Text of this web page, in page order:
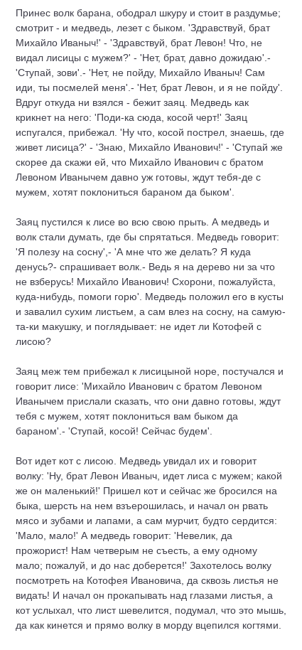
Принес волк барана, ободрал шкуру и стоит в раздумье;
смотрит - и медведь, лезет с быком. 'Здравствуй, брат
Михайло Иваныч!' - 'Здравствуй, брат Левон! Что, не
видал лисицы с мужем?' - 'Нет, брат, давно дожидаю'.-
'Ступай, зови'.- 'Нет, не пойду, Михайло Иваныч! Сам
иди, ты посмелей меня'.- 'Нет, брат Левон, и я не пойду'.
Вдруг откуда ни взялся - бежит заяц. Медведь как
крикнет на него: 'Поди-ка сюда, косой черт!' Заяц
испугался, прибежал. 'Ну что, косой пострел, знаешь, где
живет лисица?' - 'Знаю, Михайло Иванович!' - 'Ступай же
скорее да скажи ей, что Михайло Иванович с братом
Левоном Иванычем давно уж готовы, ждут тебя-де с
мужем, хотят поклониться бараном да быком'.
Заяц пустился к лисе во всю свою прыть. А медведь и
волк стали думать, где бы спрятаться. Медведь говорит:
'Я полезу на сосну',- 'А мне что же делать? Я куда
денусь?- спрашивает волк.- Ведь я на дерево ни за что
не взберусь! Михайло Иванович! Схорони, пожалуйста,
куда-нибудь, помоги горю'. Медведь положил его в кусты
и завалил сухим листьем, а сам влез на сосну, на самую-
та-ки макушку, и поглядывает: не идет ли Котофей с
лисою?
Заяц меж тем прибежал к лисицыной норе, постучался и
говорит лисе: 'Михайло Иванович с братом Левоном
Иванычем прислали сказать, что они давно готовы, ждут
тебя с мужем, хотят поклониться вам быком да
бараном'.- 'Ступай, косой! Сейчас будем'.
Вот идет кот с лисою. Медведь увидал их и говорит
волку: 'Ну, брат Левон Иваныч, идет лиса с мужем; какой
же он маленький!' Пришел кот и сейчас же бросился на
быка, шерсть на нем взъерошилась, и начал он рвать
мясо и зубами и лапами, а сам мурчит, будто сердится:
'Мало, мало!' А медведь говорит: 'Невелик, да
прожорист! Нам четверым не съесть, а ему одному
мало; пожалуй, и до нас доберется!' Захотелось волку
посмотреть на Котофея Ивановича, да сквозь листья не
видать! И начал он прокапывать над глазами листья, а
кот услыхал, что лист шевелится, подумал, что это мышь,
да как кинется и прямо волку в морду вцепился когтями.